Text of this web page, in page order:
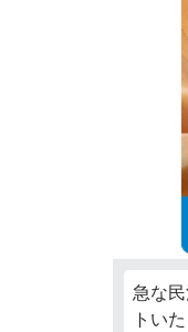
急な
トい